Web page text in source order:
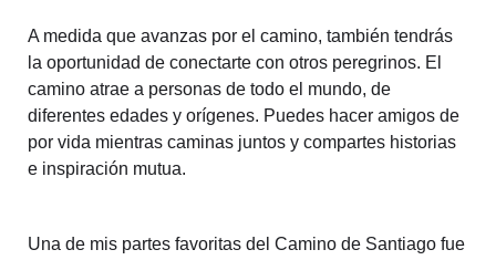
A medida que avanzas por el camino, también tendrás
la oportunidad de conectarte con otros peregrinos. El
camino atrae a personas de todo el mundo, de
diferentes edades y orígenes. Puedes hacer amigos de
por vida mientras caminas juntos y compartes historias
e inspiración mutua.
Una de mis partes favoritas del Camino de Santiago fue